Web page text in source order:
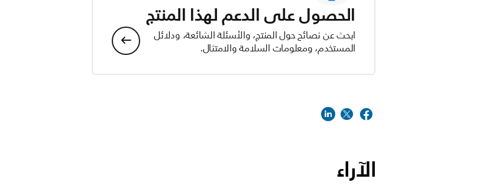
الحصول على الدعم لهذا المنتج
ابحث عن نصائح حول المنتج، والأسئلة الشائعة، ودلائل
المستخدم، ومعلومات السلامة والامتثال.
الآراء